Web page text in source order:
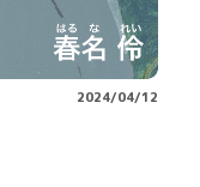
2024/04/12